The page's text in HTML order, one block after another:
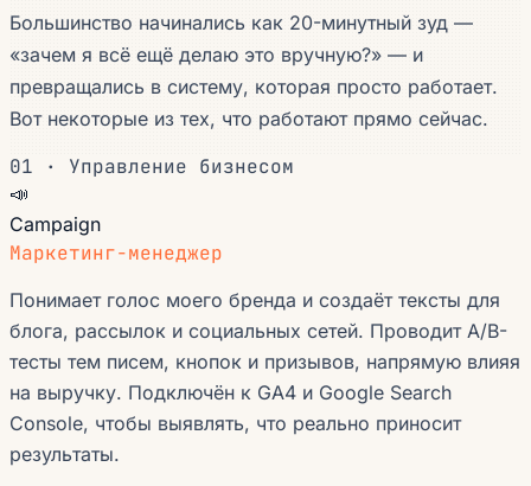
Большинство начинались как 20-минутный зуд —
«зачем я всё ещё делаю это вручную?» — и
превращались в систему, которая просто работает.
Вот некоторые из тех, что работают прямо сейчас.
01 · Управление бизнесом
📣
Campaign
Маркетинг-менеджер
Понимает голос моего бренда и создаёт тексты для
блога, рассылок и социальных сетей. Проводит A/B-
тесты тем писем, кнопок и призывов, напрямую влияя
на выручку. Подключён к GA4 и Google Search
Console, чтобы выявлять, что реально приносит
результаты.